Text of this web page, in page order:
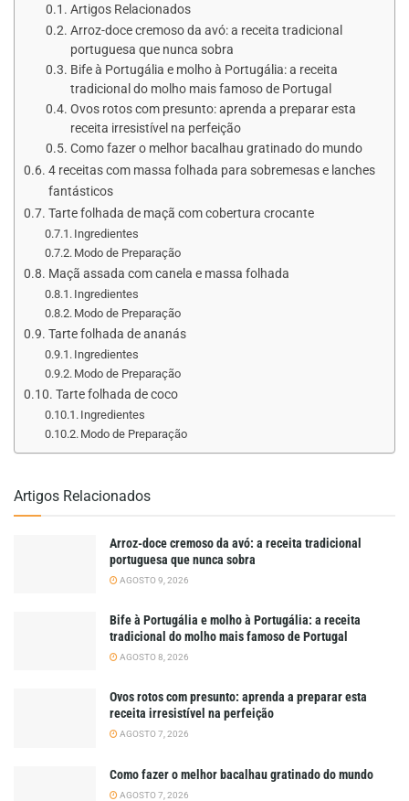
Artigos Relacionados
Arroz-doce cremoso da avó: a receita tradicional
portuguesa que nunca sobra
Bife à Portugália e molho à Portugália: a receita
tradicional do molho mais famoso de Portugal
Ovos rotos com presunto: aprenda a preparar esta
receita irresistível na perfeição
Como fazer o melhor bacalhau gratinado do mundo
4 receitas com massa folhada para sobremesas e lanches
fantásticos
Tarte folhada de maçã com cobertura crocante
Ingredientes
Modo de Preparação
Maçã assada com canela e massa folhada
Ingredientes
Modo de Preparação
Tarte folhada de ananás
Ingredientes
Modo de Preparação
Tarte folhada de coco
Ingredientes
Modo de Preparação
Artigos Relacionados
Arroz-doce cremoso da avó: a receita tradicional
portuguesa que nunca sobra
AGOSTO 9, 2026
Bife à Portugália e molho à Portugália: a receita
tradicional do molho mais famoso de Portugal
AGOSTO 8, 2026
Ovos rotos com presunto: aprenda a preparar esta
receita irresistível na perfeição
AGOSTO 7, 2026
Como fazer o melhor bacalhau gratinado do mundo
AGOSTO 7, 2026